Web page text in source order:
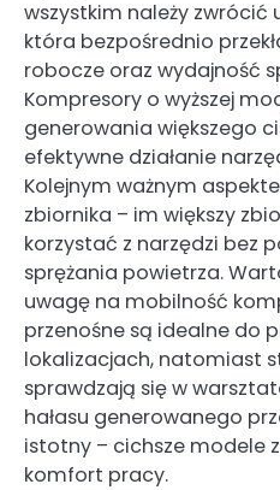
wszystkim należy zwrócić
która bezpośrednio
robocze oraz wydajność
Kompresory o wyższej
generowania większego
efektywne działanie
Kolejnym ważnym
zbiornika – im większy
korzystać z narzędzi bez
sprężania powietrza.
uwagę na mobilność
przenośne są idealne do
lokalizacjach, natomiast
sprawdzają się w
hałasu generowanego
istotny – cichsze modele
komfort pracy.